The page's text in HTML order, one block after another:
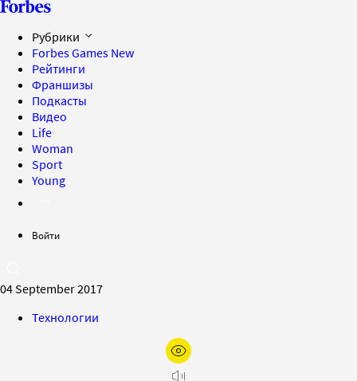
Рубрики
Forbes Games New
Рейтинги
Франшизы
Подкасты
Видео
Life
Woman
Sport
Young
Войти
04 September 2017
Технологии